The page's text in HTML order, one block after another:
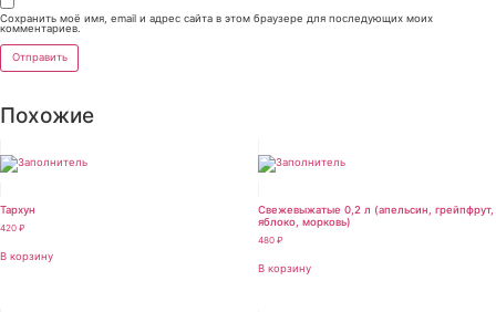
Сохранить моё имя, email и адрес сайта в этом браузере для последующих моих
комментариев.
Похожие
Тархун
420 ₽
В корзину
Свежевыжатые 0,2 л (апельсин, грейпфрут,
яблоко, морковь)
480 ₽
В корзину